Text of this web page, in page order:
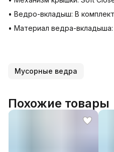
• Ведро-вкладыш: В
• Материал ведра-
Мусорные ведра
Похожие товары